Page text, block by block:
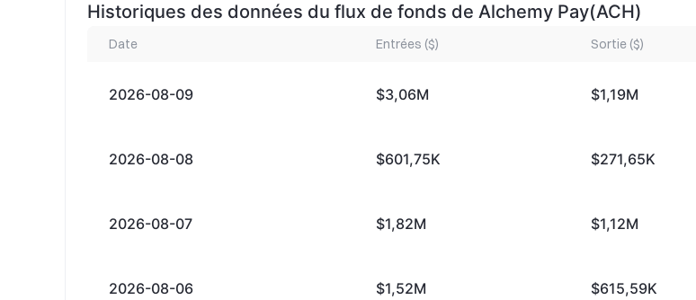
Historiques des données du flux de fonds de Alchemy Pay(ACH)
Date Entrées ($) Sortie ($)
2026-08-09 $3,06M $1,19M
2026-08-08 $601,75K $271,65K
2026-08-07 $1,82M $1,12M
2026-08-06 $1,52M $615,59K